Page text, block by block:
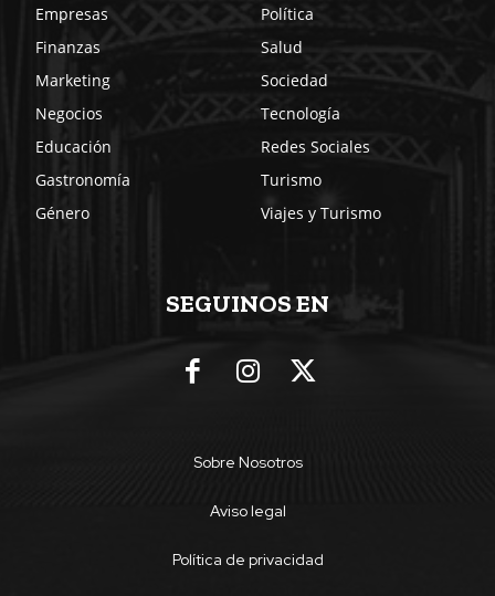
Empresas
Finanzas
Marketing
Negocios
Educación
Gastronomía
Género
Política
Salud
Sociedad
Tecnología
Redes Sociales
Turismo
Viajes y Turismo
SEGUINOS EN
Sobre Nosotros
Aviso legal
Política de privacidad